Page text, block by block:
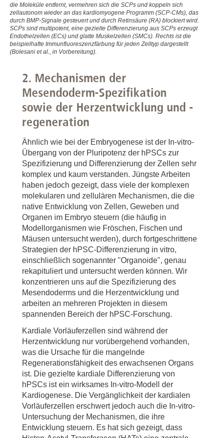
Olmer et al. Stem Cell Reports 2018
(https://www.sciencedirect.com/science/article/pii/
via%3Dihub),
Massai et al Sci Rep. 2017
(https://www.nature.com/articles/s41598-017-04158-x
Kropp et al. Stem Cells Transl Med. 2016
(https://stemcellsjournals.onlinelibrary.wiley.com/doi/full/
),
Kempf et al. Nat Protoc. 2015
( https://www.nature.com/articles/nprot.2015.089
Kempf et al. Stem Cell Reports. 2014
(https://www.sciencedirect.com/science/article/pii/
via%3Dihub),
Zweigerdt et al. Nat Protoc. 2011
(https://www.nature.com/articles/nprot.2011.318).
die Moleküle entfernt, vermehren sich die SCPs und koppeln sich
zellautonom wieder an das kardiomyogene Programm (SCP-CMs), das
durch BMP-Signale gesteuert und durch Retinsäure (RA) blockiert wird.
SCPs sind multipotent, eine gezielte Differenzierung aus SCPs erzeugt
Endothelzellen (ECs) und glatte Muskelzellen (SMCs). Rechts ist die
beispielhafte Immunfluoreszenzfärbung für jeden Zelltyp dargestellt
(Bolesani et al., in Vorbereitung).
2. Mechanismen der
Mesendoderm-Spezifikation
sowie der Herzentwicklung und -
regeneration
Ähnlich wie bei der Embryogenese ist der In-vitro-
Übergang von der Pluripotenz der hPSCs zur
Spezifizierung und Differenzierung der Zellen sehr
komplex und kaum verstanden. Jüngste Arbeiten
haben jedoch gezeigt, dass viele der komplexen
molekularen und zellulären Mechanismen, die die
native Entwicklung von Zellen, Geweben und
Organen im Embryo steuern (die häufig in
Modellorganismen wie Fröschen, Fischen und
Mäusen untersucht werden), durch fortgeschrittene
Strategien der hPSC-Differenzierung in vitro,
einschließlich sogenannter "Organoide", genau
rekapituliert und untersucht werden können. Wir
konzentrieren uns auf die Spezifizierung des
Mesendoderms und die Herzentwicklung und
arbeiten an mehreren Projekten in diesem
spannenden Bereich der hPSC-Forschung.
Kardiale Vorläuferzellen sind während der
Herzentwicklung nur vorübergehend vorhanden,
was die Ursache für die mangelnde
Regenerationsfähigkeit des erwachsenen Organs
ist. Die gezielte kardiale Differenzierung von
hPSCs ist ein wirksames In-vitro-Modell der
Kardiogenese. Die Vergänglichkeit der kardialen
Vorläuferzellen erschwert jedoch auch die In-vitro-
Untersuchung der Mechanismen, die ihre
Entwicklung steuern. Es hat sich gezeigt, dass